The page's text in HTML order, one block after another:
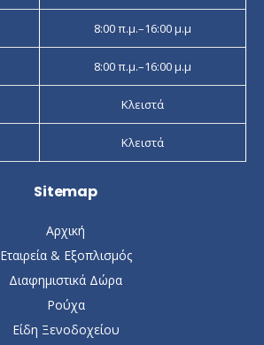
8:00 π.μ.–16:00 μ.μ
8:00 π.μ.–16:00 μ.μ
Κλειστά
Κλειστά
Sitemap
Αρχική
Εταιρεία & Εξοπλισμός
Διαφημιστικά Δώρα
Ρούχα
Είδη Ξενοδοχείου